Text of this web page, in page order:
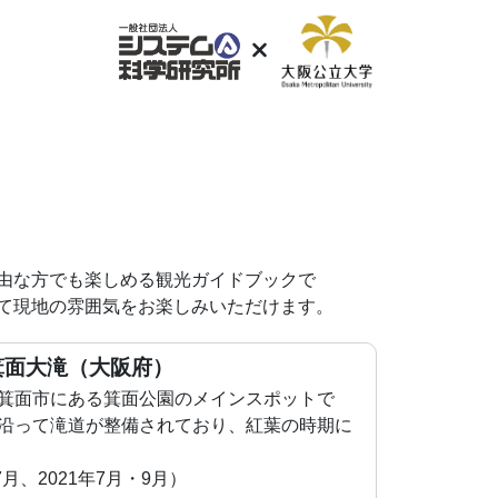
な方でも楽しめる観光ガイドブックで
地の雰囲気をお楽しみいただけます。
大滝（大阪府）
面市にある箕面公園のメインスポットで
って滝道が整備されており、紅葉の時期に
、2021年7月・9月）